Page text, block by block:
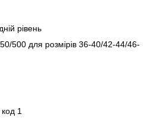
рівень
500 для розмірів 36-40/42-44/46-
1